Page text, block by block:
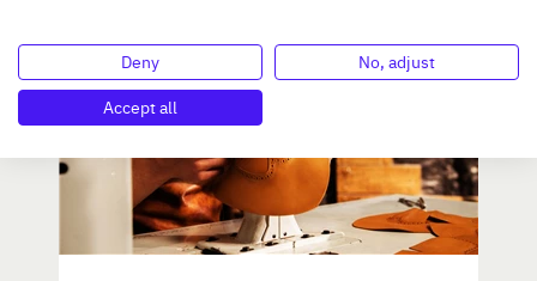
BOURGOGNE-FRANCHE-COMTÉ
Deny
No, adjust
Accept all